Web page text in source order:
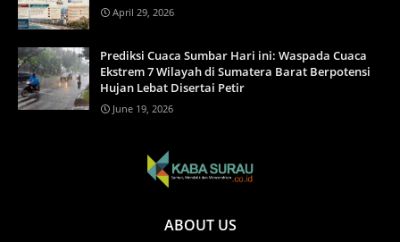
April 29, 2026
Prediksi Cuaca Sumbar Hari ini: Waspada Cuaca
Ekstrem 7 Wilayah di Sumatera Barat Berpotensi
Hujan Lebat Disertai Petir
June 19, 2026
ABOUT US